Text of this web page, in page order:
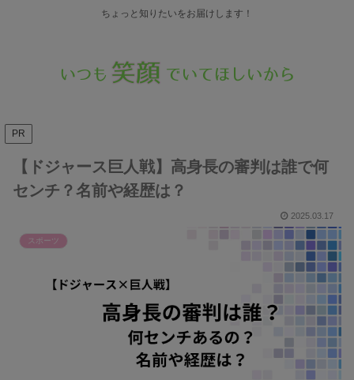
ちょっと知りたいをお届けします！
PR
【ドジャース巨人戦】高身長の審判は誰で何
センチ？名前や経歴は？
2025.03.17
スポーツ